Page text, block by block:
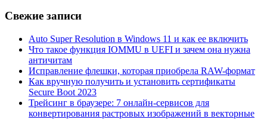
Свежие записи
Auto Super Resolution в Windows 11 и как ее включить
Что такое функция IOMMU в UEFI и зачем она нужна
античитам
Исправление флешки, которая приобрела RAW-формат
Как вручную получить и установить сертификаты
Secure Boot 2023
Трейсинг в браузере: 7 онлайн-сервисов для
конвертирования растровых изображений в векторные